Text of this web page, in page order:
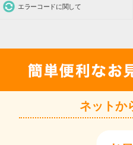
エラーコードに関して
ネットか